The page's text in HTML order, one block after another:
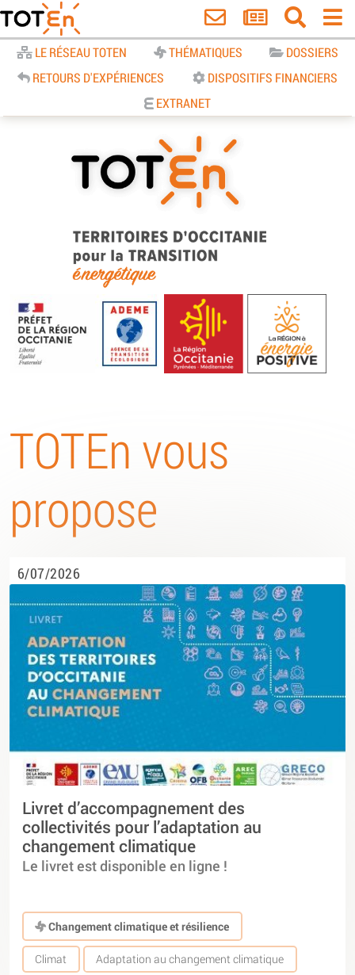
LE RÉSEAU TOTEN THÉMATIQUES
DOSSIERS
RETOURS D'EXPÉRIENCES
DISPOSITIFS FINANCIERS
EXTRANET
TOTEn Occitanie | Territoires
d’Occitanie pour la Transition
Energétique
TOTEn vous
propose
6/07/2026
Livret d’accompagnement des
collectivités pour l’adaptation au
changement climatique
Le livret est disponible en ligne !
Changement climatique et résilience
Climat Adaptation au changement climatique